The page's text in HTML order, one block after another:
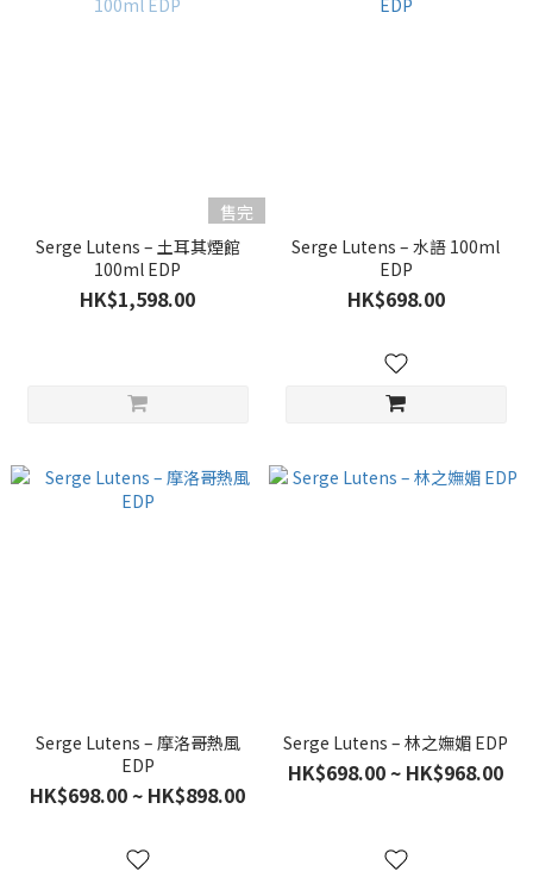
售完
Serge Lutens – 土耳其煙館
100ml EDP
HK$1,598.00
Serge Lutens – 水語 100ml
EDP
HK$698.00
Serge Lutens – 摩洛哥熱風
EDP
HK$698.00 ~ HK$898.00
Serge Lutens – 林之嫵媚 EDP
HK$698.00 ~ HK$968.00